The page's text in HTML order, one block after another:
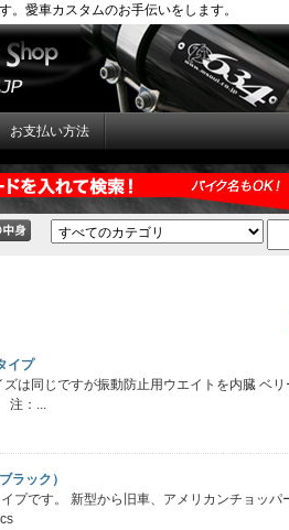
。愛車カスタムのお手伝いをします。
お支払い方法
イプ
は同じですが振動防止用ウエイトを内臓 ベ
注：...
ック）
プです。 新型から旧車、アメリカンチョッパ